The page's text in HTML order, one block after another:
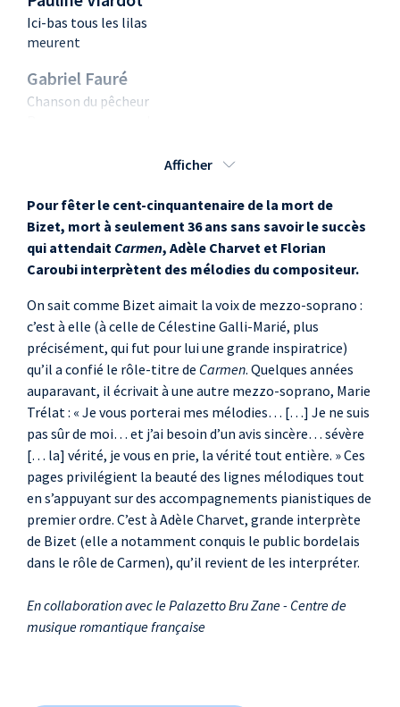
Ici-bas tous les lilas
meurent
Gabriel Fauré
Chanson du pêcheur
Vieille chanson
Charles Gounod
Ô ma belle rebelle
Georges Bizet
Chanson d'avril
Nocturne en ré majeur
Absence
Pauline Viardot
Madrid
Georges Bizet
Guitare
Afficher
Pour fêter le cent-cinquantenaire de la mort de
Bizet, mort à seulement 36 ans sans savoir le succès
qui attendait Carmen, Adèle Charvet et Florian
Caroubi interprètent des mélodies du compositeur.
On sait comme Bizet aimait la voix de mezzo-soprano :
c’est à elle (à celle de Célestine Galli-Marié, plus
précisément, qui fut pour lui une grande inspiratrice)
qu’il a confié le rôle-titre de Carmen. Quelques années
auparavant, il écrivait à une autre mezzo-soprano, Marie
Trélat : « Je vous porterai mes mélodies… […] Je ne suis
pas sûr de moi… et j’ai besoin d’un avis sincère… sévère
[… la] vérité, je vous en prie, la vérité tout entière. » Ces
pages privilégient la beauté des lignes mélodiques tout
en s’appuyant sur des accompagnements pianistiques de
premier ordre. C’est à Adèle Charvet, grande interprète
de Bizet (elle a notamment conquis le public bordelais
dans le rôle de Carmen), qu’il revient de les interpréter.
En collaboration avec le Palazetto Bru Zane - Centre de
musique romantique française